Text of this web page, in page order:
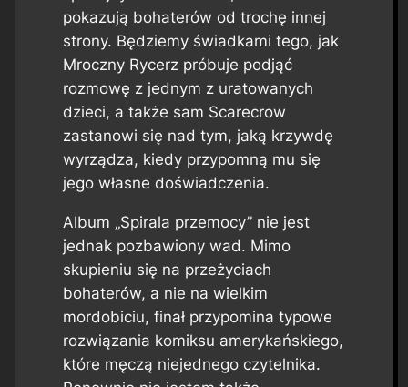
pokazują bohaterów od trochę innej
strony. Będziemy świadkami tego, jak
Mroczny Rycerz próbuje podjąć
rozmowę z jednym z uratowanych
dzieci, a także sam Scarecrow
zastanowi się nad tym, jaką krzywdę
wyrządza, kiedy przypomną mu się
jego własne doświadczenia.
Album „Spirala przemocy” nie jest
jednak pozbawiony wad. Mimo
skupieniu się na przeżyciach
bohaterów, a nie na wielkim
mordobiciu, finał przypomina typowe
rozwiązania komiksu amerykańskiego,
które męczą niejednego czytelnika.